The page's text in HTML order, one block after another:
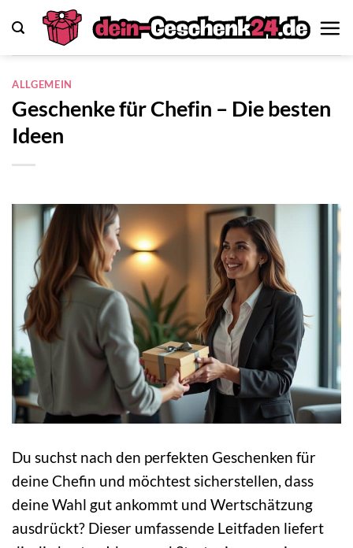
Inhalt
springen
ALLGEMEIN
Geschenke für Chefin – Die besten
Ideen
Du suchst nach den perfekten Geschenken für
deine Chefin und möchtest sicherstellen, dass
deine Wahl gut ankommt und Wertschätzung
ausdrückt? Dieser umfassende Leitfaden liefert